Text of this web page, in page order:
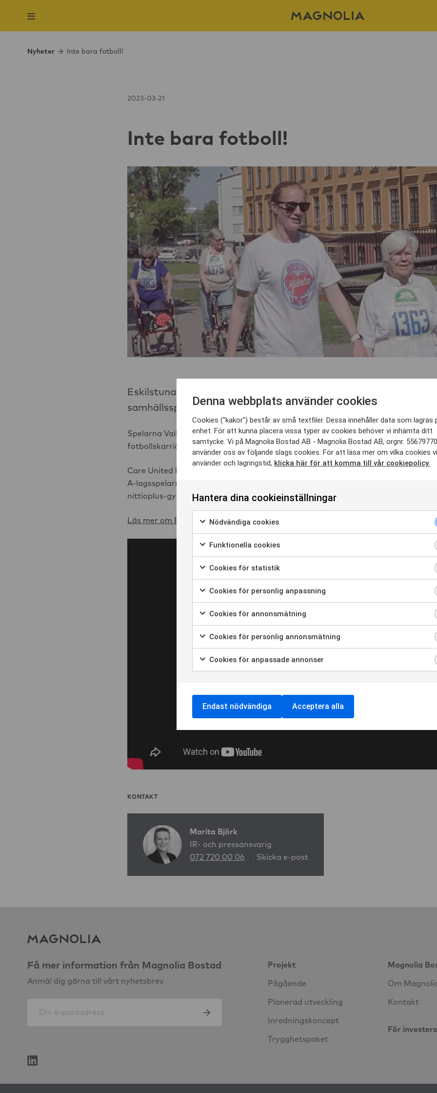
Nyheter Inte bara fotboll!
2023-03-21
Inte bara fotboll!
Eskilstuna United är inte bara en del av vår fotbollsfamilj. De är
samhällsspelare i hemmastaden Eskilstuna.
Spelarna Vaila Barsley och Emelie Lundberg ville bidra och hjälpa människor
fotbollskarriären och startade Care United.
Care United har genom sitt engagemang på äldreboenden bidragit till många
A-lagsspelarna har spenderat många timmar på äldreboendena för att umgås
nittioplus-gymnastik, it-stöd och gåfotboll.
Läs mer om Eskilstuna United
KONTAKT
Marita Björk
IR- och pressansvarig
072 720 00 06
Skicka e-post
Få mer information från Magnolia Bostad
Anmäl dig gärna till vårt nyhetsbrev
Projekt
Pågående
Planerad utveckling
Inredningskoncept
Trygghetspaket
Magnolia
Om
Kontakt
För
Denna webbplats använder cookies
Cookies ("kakor") består av små textfiler. Dessa innehåller data som lagras
enhet. För att kunna placera vissa typer av cookies behöver vi inhämta ditt
samtycke. Vi på Magnolia Bostad AB - Magnolia Bostad AB, orgnr.
använder oss av följande slags cookies. För att läsa mer om vilka cookies vi
använder och lagringstid, klicka här för att komma till vår cookiepolicy.
Hantera dina cookieinställningar
Nödvändiga cookies
Markera för att samtycka till användning av Nödvändiga cookies
Funktionella cookies
Markera för att samtycka till användning av Funktionella cookies
Cookies för statistik
Markera för att samtycka till användning av Cookies för statistik
Cookies för personlig anpassning
Markera för att samtycka till användning av Cookies för personlig
Cookies för annonsmätning
Markera för att samtycka till användning av Cookies för
Cookies för personlig annonsmätning
Markera för att samtycka till användning av Cookies för personlig
Cookies för anpassade annonser
Markera för att samtycka till användning av Cookies för anpassade
Endast nödvändiga Acceptera alla